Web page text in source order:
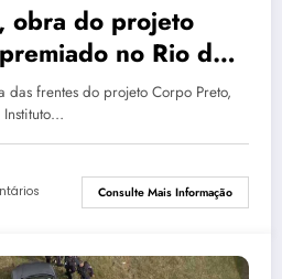
obra do projeto
no Rio de
frentes do projeto Corpo Preto,
Instituto…
Consulte Mais Informação